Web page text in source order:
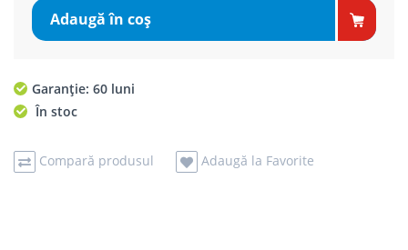
Adaugă în coş
Garanție: 60 luni
În stoc
Compară produsul Adaugă la Favorite